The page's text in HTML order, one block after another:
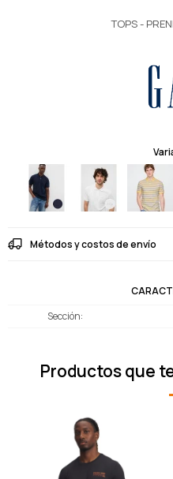
TOPS -
Métodos y costos de envío
Sección
Productos que